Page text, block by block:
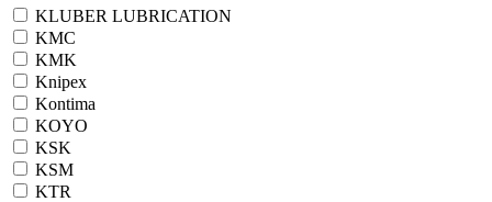
KLUBER LUBRICATION
KMC
KMK
Knipex
Kontima
KOYO
KSK
KSM
KTR